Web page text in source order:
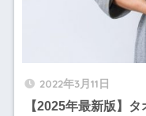
2022年3月11日
【2025年最新版】